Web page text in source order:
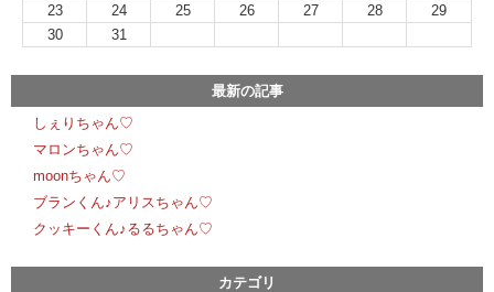
23
24 25 26 27 28
29
30
31
最新の記事
しぇりちゃん♡
マロンちゃん♡
moonちゃん♡
ブランくん♪アリスちゃん♡
クッキーくん♪るるちゃん♡
カテゴリ